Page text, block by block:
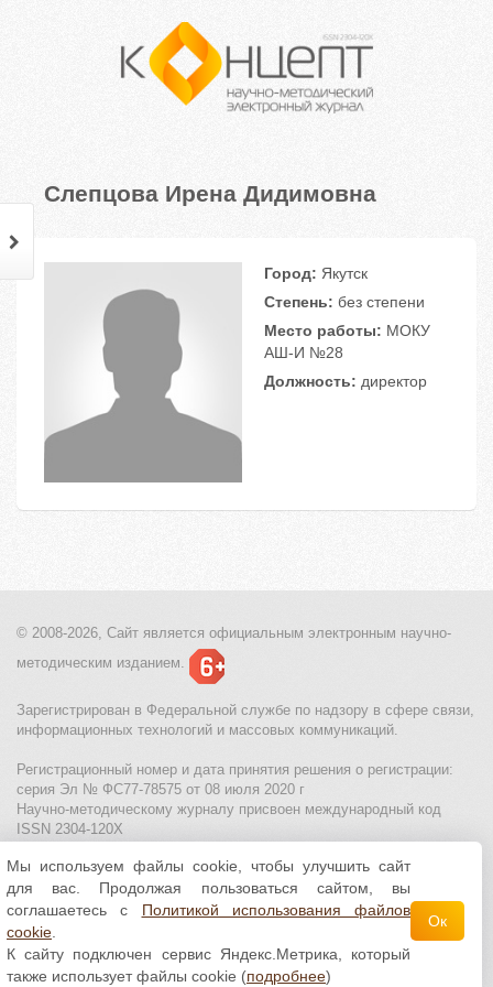
Слепцова Ирена Дидимовна
Город: Якутск
Степень: без степени
Место работы: МОКУ
АШ-И №28
Должность: директор
© 2008-2026, Сайт является официальным электронным научно-
методическим изданием.
Зарегистрирован в Федеральной службе по надзору в сфере связи,
информационных технологий и массовых коммуникаций.
Регистрационный номер и дата принятия решения о регистрации:
серия Эл № ФС77-78575 от 08 июля 2020 г
Научно-методическому журналу присвоен международный код
ISSN 2304-120X
МЦИТО|Школьные олимпиады и онлайн конкурсы для детей
Политика использования файлов cookie| Политика обработки и
защиты персональных данных
Все материалы доступны полицензии Creative
Commons С указанием авторства 4.0 Всемирная
Мы используем файлы cookie, чтобы улучшить сайт
для вас. Продолжая пользоваться сайтом, вы
соглашаетесь с Политикой использования файлов
cookie
К сайту подключен сервис Яндекс.Метрика, который
также использует файлы cookie (подробнее)
Ок